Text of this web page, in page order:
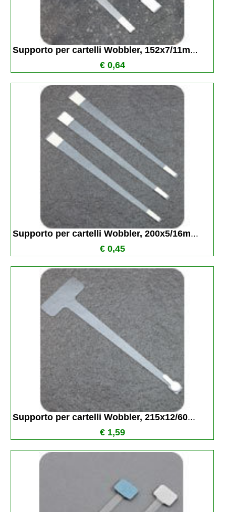
Supporto per cartelli Wobbler, 152x7/11m...
€ 0,64
Supporto per cartelli Wobbler, 200x5/16m...
€ 0,45
Supporto per cartelli Wobbler, 215x12/60...
€ 1,59